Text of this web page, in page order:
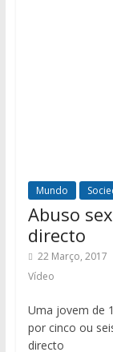
Mundo
Abuso
directo
22 Março, 2017
Vídeo
Uma jovem de
por cinco ou
directo